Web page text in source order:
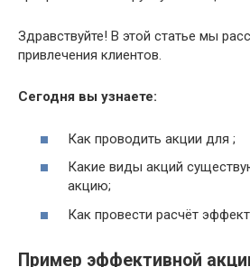
Здравствуйте! В этой статье мы
привлечения клиентов.
Сегодня вы узнаете:
Как проводить акции для ;
Какие виды акций
акцию;
Как провести расчёт
Пример эффективной